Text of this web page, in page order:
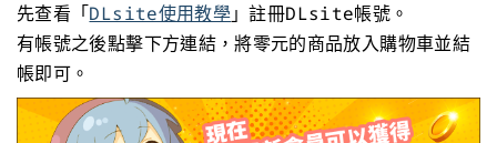
先查看「DLsite使用教學」註冊DLsite帳號。
有帳號之後點擊下方連結，將零元的商品放入購物車並結
帳即可。